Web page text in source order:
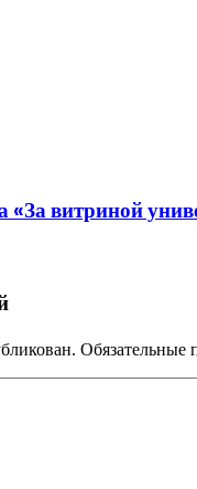
витриной
Обязательные